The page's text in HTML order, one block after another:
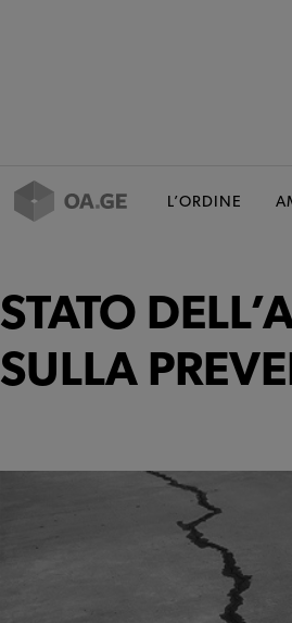
L’ORDINE
STATO
SULLA